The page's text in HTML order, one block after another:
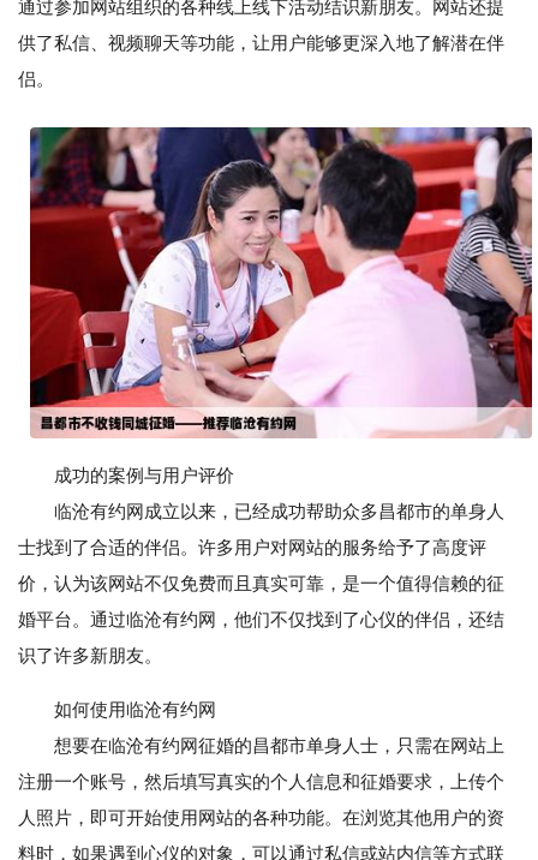
通过参加网站组织的各种线上线下活动结识新朋友。网站还提
供了私信、视频聊天等功能，让用户能够更深入地了解潜在伴
侣。
成功的案例与用户评价
临沧有约网成立以来，已经成功帮助众多昌都市的单身人
士找到了合适的伴侣。许多用户对网站的服务给予了高度评
价，认为该网站不仅免费而且真实可靠，是一个值得信赖的征
婚平台。通过临沧有约网，他们不仅找到了心仪的伴侣，还结
识了许多新朋友。
如何使用临沧有约网
想要在临沧有约网征婚的昌都市单身人士，只需在网站上
注册一个账号，然后填写真实的个人信息和征婚要求，上传个
人照片，即可开始使用网站的各种功能。在浏览其他用户的资
料时，如果遇到心仪的对象，可以通过私信或站内信等方式联